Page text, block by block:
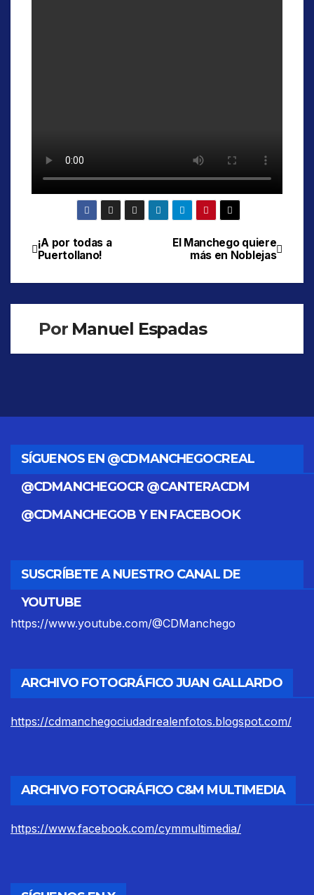
Navegación
de
entradas
El Manchego quiere
más en Noblejas
¡A por todas a
Puertollano!
Por Manuel Espadas
SÍGUENOS EN @CDMANCHEGOCREAL
@CDMANCHEGOCR @CANTERACDM
@CDMANCHEGOB Y EN FACEBOOK
SUSCRÍBETE A NUESTRO CANAL DE
YOUTUBE
https://www.youtube.com/@CDManchego
ARCHIVO FOTOGRÁFICO JUAN GALLARDO
https://cdmanchegociudadrealenfotos.blogspot.com/
ARCHIVO FOTOGRÁFICO C&M MULTIMEDIA
https://www.facebook.com/cymmultimedia/